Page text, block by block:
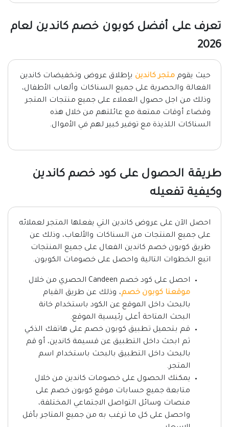
تعرف على أفضل كوبون خصم كاندين لعام
2026
حيث يقوم متجر كاندين بإطلاق عروض وتخفيضات كاندين
الفعالة والحصرية على جميع السناكات وألعاب الأطفال،
وذلك من اجل حصول العملاء على جميع منتجات المتجر
وقضاء أوقات ممتعة مع عائلتهم من خلال هذه
السناكات اللذيذة مع توفير كبير لهم في الأموال.
طريقة الحصول على كود خصم كاندين
وكيفية تفعيله
احصل الآن على عروض كاندين التي يفعلها المتجر لعملائه
على جميع المنتجات من السناكات والألعاب، وذلك عن
طريق كوبون خصم كاندين الفعال على جميع المنتجات
اتبع الخطوات التالية واحصل على خصومات الكوبون.
احصل على كود خصم Candeen الحصري من خلال
موقعنا كوبون خصم، وذلك عن طريق القيام
بالبحث داخل الموقع عن الكود باستخدام خانة
البحث المتاحة أعلى رئيسية الموقع.
قم بتحميل تطبيق كوبون خصم على هاتفك الذكي
ثم ابحث داخل التطبيق عن قسيمة كاندين، أو قم
بالبحث داخل التطبيق بالبحث باستخدام اسم
المتجر.
يمكنك الحصول على خصومات كاندين من خلال
متابعة جميع حسابات موقع كوبون خصم على
منصات وسائل التواصل الاجتماعي المختلفة،
واحصل على كل ما ترغب به من جميع المتاجر بأقل